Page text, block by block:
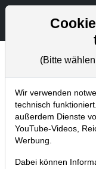
Aktuelles
Home Blog
Neue
Out und
05.07.2016 um 14:33
(Bitte
Wir verwenden
technisch
außerdem Dienste
YouTube-Videos,
Werbung.
Dabei können